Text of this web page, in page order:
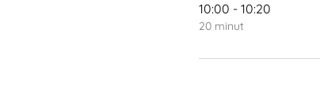
10:00 - 10:20
20 minut